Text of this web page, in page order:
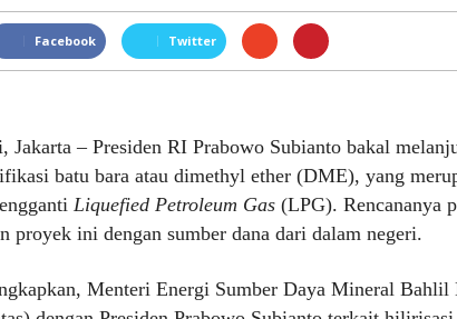
Facebook Twitter
Jakarta – Presiden RI Prabowo Subianto bakal
batu bara atau dimethyl ether (DME), yang
Liquefied Petroleum Gas(LPG). Rencananya
proyek ini dengan sumber dana dari dalam negeri.
Menteri Energi Sumber Daya Mineral Bahlil